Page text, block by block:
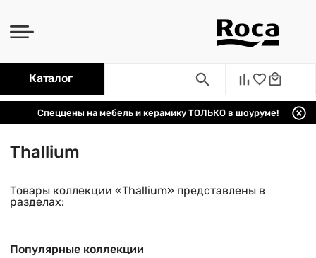
Каталог
Спеццены на мебель и керамику ТОЛЬКО в шоуруме!
Thallium
Товары коллекции «Thallium» представлены в
разделах:
Популярные коллекции